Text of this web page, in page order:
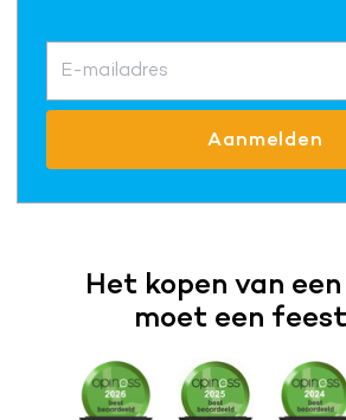
E-mailadres
Aanmelden
Het kopen van
moet een